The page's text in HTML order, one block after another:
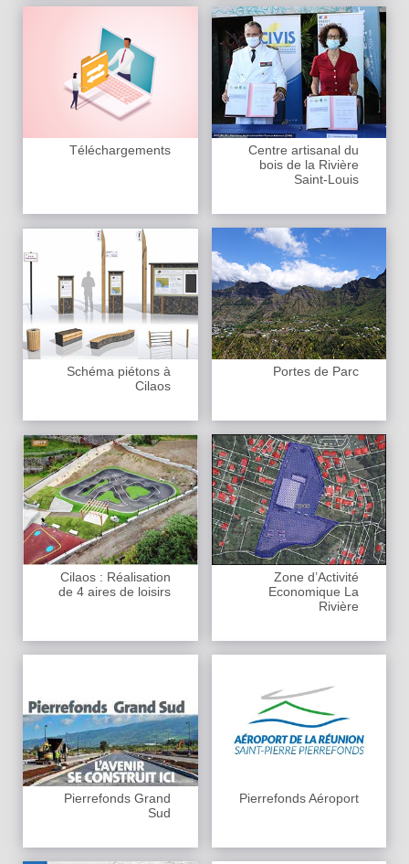
Téléchargements
Centre artisanal du
bois de la Rivière
Saint-Louis
Schéma piétons à
Cilaos
Portes de Parc
Cilaos : Réalisation
de 4 aires de loisirs
Zone d’Activité
Economique La
Rivière
Pierrefonds Grand
Sud
Pierrefonds Aéroport